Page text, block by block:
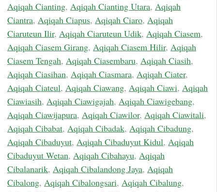
Aqiqah Cianting, Aqiqah Cianting Utara, Aqiqah
Ciantra, Aqiqah Ciapus, Aqiqah Ciaro, Aqiqah
Ciaruteun Ilir, Aqiqah Ciaruteun Udik, Aqiqah Ciasem,
Aqiqah Ciasem Girang, Aqiqah Ciasem Hilir, Aqiqah
Ciasem Tengah, Aqiqah Ciasembaru, Aqiqah Ciasih,
Aqiqah Ciasihan, Aqiqah Ciasmara, Aqiqah Ciater,
Aqiqah Ciateul, Aqiqah Ciawang, Aqiqah Ciawi, Aqiqah
Ciawiasih, Aqiqah Ciawigajah, Aqiqah Ciawigebang,
Aqiqah Ciawijapura, Aqiqah Ciawilor, Aqiqah Ciawitali,
Aqiqah Cibabat, Aqiqah Cibadak, Aqiqah Cibadung,
Aqiqah Cibaduyut, Aqiqah Cibaduyut Kidul, Aqiqah
Cibaduyut Wetan, Aqiqah Cibahayu, Aqiqah
Cibalanarik, Aqiqah Cibalandong Jaya, Aqiqah
Cibalong, Aqiqah Cibalongsari, Aqiqah Cibalung,